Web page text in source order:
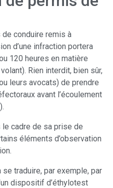
de conduire remis à
d’une infraction portera
120 heures en matière
Rien interdit, bien sûr,
leurs avocats) de prendre
avant l’écoulement
le cadre de sa prise de
éléments d’observation
traduire, par exemple, par
dispositif d’éthylotest